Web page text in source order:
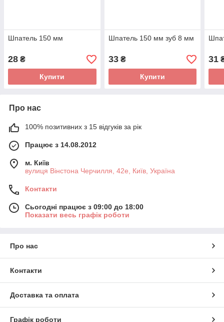
Шпатель 150 мм
28 ₴
Купити
Шпатель 150 мм зуб 8 мм
33₴
Купити
31
Про нас
100% позитивних з 15 відгуків за рік
Працює з 14.08.2012
м. Київ
вулиця Вінстона Черчилля, 42е, Київ, Україна
Контакти
Сьогодні працює з 09:00 до 18:00
Показати весь графік роботи
Про нас
Контакти
Доставка та оплата
Графік роботи